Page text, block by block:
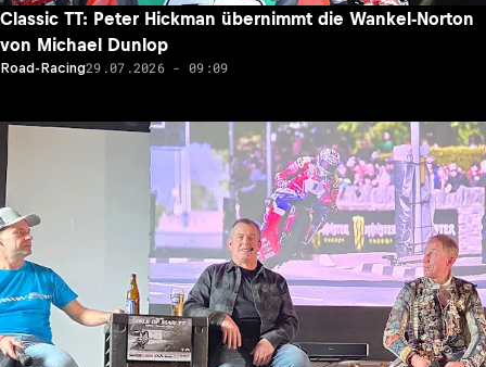
Classic TT: Peter Hickman übernimmt die Wankel-Norton
von Michael Dunlop
Road-Racing29.07.2026 - 09:09